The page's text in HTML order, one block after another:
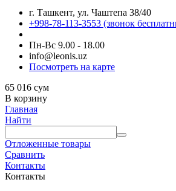
г. Ташкент, ул. Чаштепа 38/40
+998-78-113-3553 (звонок
Пн-Вс 9.00 - 18.00
info@leonis.uz
Посмотреть на карте
65 016 сум
В корзину
Главная
Найти
Отложенные товары
Сравнить
Контакты
Контакты